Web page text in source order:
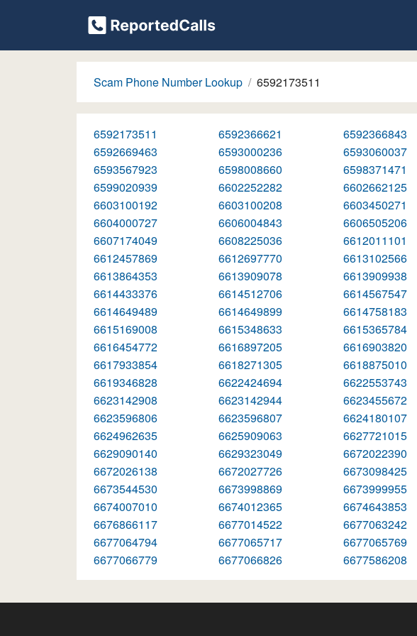
Scam Phone Number Lookup 6592173511
6592173511 6592366621 6592366843
6592669463
6593000236 6593060037
6593567923
6598008660 6598371471
6599020939
6602252282 6602662125
6603100192
6603100208 6603450271
6604000727
6606004843 6606505206
6607174049
6608225036 6612011101
6612457869
6612697770 6613102566
6613864353
6613909078 6613909938
6614433376
6614512706 6614567547
6614649489
6614649899 6614758183
6615169008
6615348633 6615365784
6616454772
6616897205 6616903820
6617933854
6618271305 6618875010
6619346828
6622424694 6622553743
6623142908
6623142944 6623455672
6623596806
6623596807 6624180107
6624962635
6625909063 6627721015
6629090140
6629323049 6672022390
6672026138
6672027726 6673098425
6673544530
6673998869 6673999955
6674007010
6674012365 6674643853
6676866117
6677014522 6677063242
6677064794
6677065717 6677065769
6677066779
6677066826 6677586208